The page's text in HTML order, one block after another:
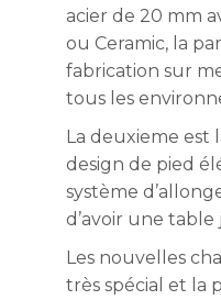
acier de 20 mm
ou Ceramic, la
fabrication sur
tous les
La deuxieme est
design de pied
système
d’avoir une table
Les nouvelles
très spécial et la